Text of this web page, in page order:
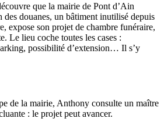
que la mairie de Pont d’Ain
des douanes, un bâtiment inutilisé depuis
expose son projet de chambre funéraire,
Le lieu coche toutes les cases :
possibilité d’extension… Il s’y
de la mairie, Anthony consulte un maître
: le projet peut avancer.